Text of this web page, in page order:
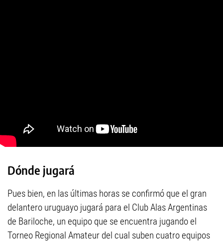
Dónde jugará
Pues bien, en las últimas horas se confirmó que el gran
delantero uruguayo jugará para el Club Alas Argentinas
de Bariloche, un equipo que se encuentra jugando el
Torneo Regional Amateur del cual suben cuatro equipos